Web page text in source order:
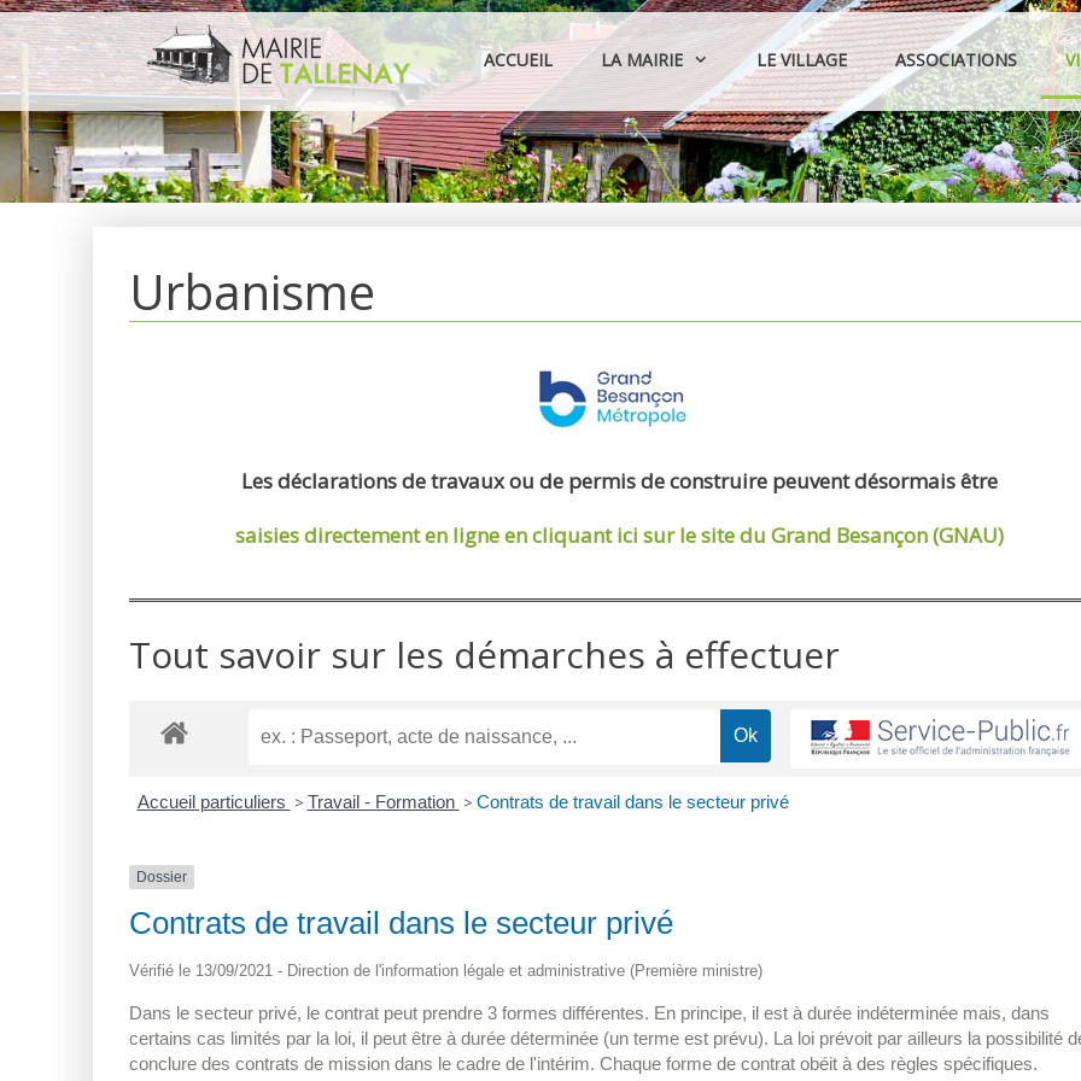
Aller
au
contenu
ACCUEIL LA MAIRIE LE VILLAGE ASSOCIATIONS
Urbanisme
Les déclarations de travaux ou de permis de construire peuvent désormais être
saisies directement en ligneen cliquant ici sur le site du Grand Besançon (GNAU)
Tout savoir sur les démarches à effectuer
Accueil particuliers > Travail - Formation > Contrats de travail dans le secteur privé
Dossier
Contrats de travail dans le secteur privé
Vérifié le 13/09/2021 - Direction de l'information légale et administrative (Première ministre)
Dans le secteur privé, le contrat peut prendre 3 formes différentes. En principe, il est à durée indéterminée mais, dans
certains cas limités par la loi, il peut être à durée déterminée (un terme est prévu). La loi prévoit par ailleurs la possibilité
conclure des contrats de mission dans le cadre de l'intérim. Chaque forme de contrat obéit à des règles spécifiques.